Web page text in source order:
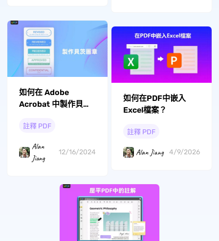
如何在 Adob​​e
Acrobat 中製作貝茨
註釋 PDF
Alan
Jiang
12/16/2024
如何在PDF中嵌入
Excel檔案？
註釋 PDF
Alan Jiang 4/9/2026